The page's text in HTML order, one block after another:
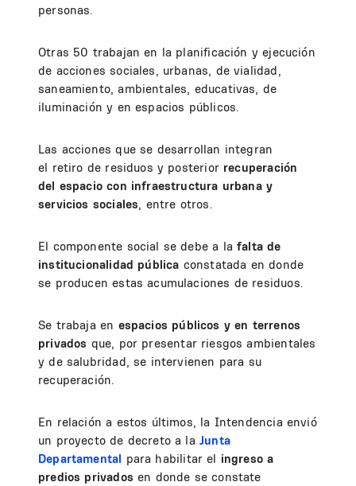
personas.
Otras 50 trabajan en la planificación y ejecución
de acciones sociales, urbanas, de vialidad,
saneamiento, ambientales, educativas, de
iluminación y en espacios públicos.
Las acciones que se desarrollan integran
el retiro de residuos y posterior recuperación
del espacio con infraestructura urbana y
servicios sociales, entre otros.
El componente social se debe a lafalta de
institucionalidad pública constatada en donde
se producen estas acumulaciones de residuos.
Se trabaja en espacios públicos y en terrenos
privados que, por presentar riesgos ambientales
y de salubridad, se intervienen para su
recuperación.
En relación a estos últimos, la Intendencia envió
un proyecto de decreto a laJunta
Departamental para habilitar el ingreso a
predios privadosen donde se constate